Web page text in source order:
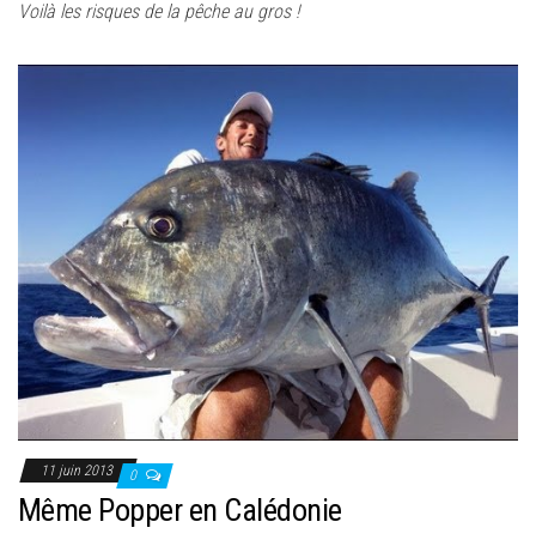
Voilà les risques de la pêche au gros !
11 juin 2013 0
Même Popper en Calédonie